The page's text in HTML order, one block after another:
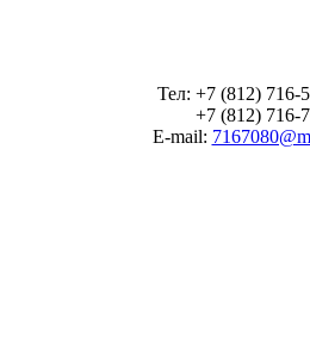
Тел: +7 (812) 716-
+7 (812) 716-
E-mail: